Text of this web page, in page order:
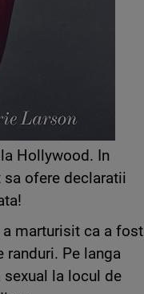
Hollywood. In
sa ofere declaratii
a marturisit ca a fost
Pe langa
la locul de